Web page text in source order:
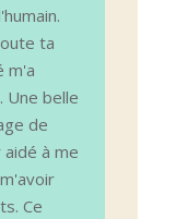
ta
m'a
Une belle
de
à me
Ce